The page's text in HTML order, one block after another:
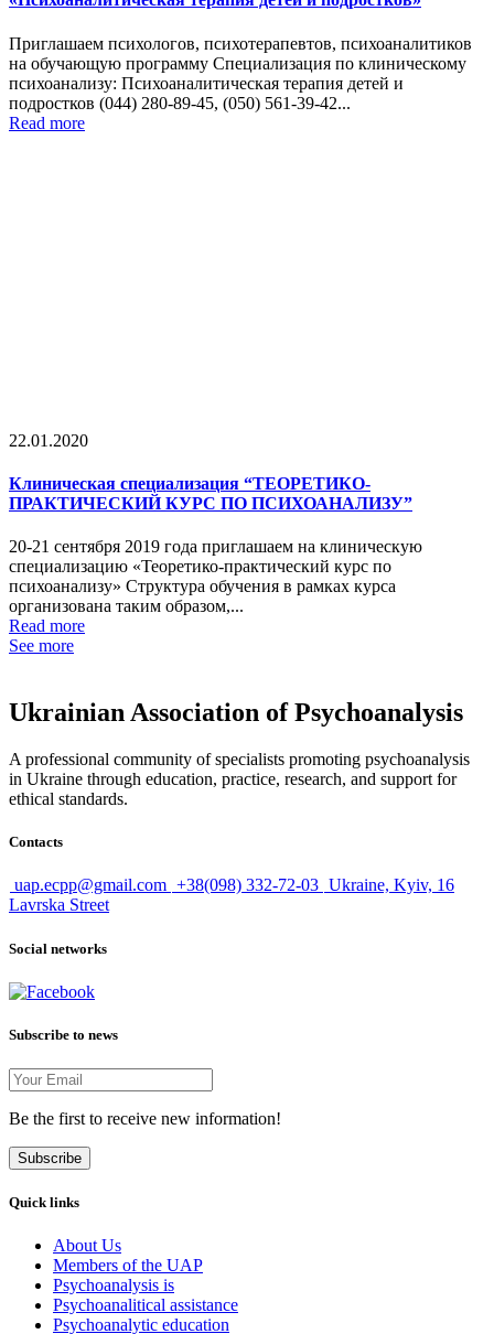
Приглашаем психологов, психотерапевтов, психоаналитиков
на обучающую программу Специализация по клиническому
психоанализу: Психоаналитическая терапия детей и
подростков (044) 280-89-45, (050) 561-39-42...
Read more
22.01.2020
Клиническая специализация “ТЕОРЕТИКО-
ПРАКТИЧЕСКИЙ КУРС ПО ПСИХОАНАЛИЗУ”
20-21 сентября 2019 года приглашаем на клиническую
специализацию «Теоретико-практический курс по
психоанализу» Структура обучения в рамках курса
организована таким образом,...
Read more
See more
Ukrainian Association of Psychoanalysis
A professional community of specialists promoting psychoanalysis
in Ukraine through education, practice, research, and support for
ethical standards.
Contacts
uap.ecpp@gmail.com +38(098) 332-72-03 Ukraine, Kyiv, 16
Lavrska Street
Social networks
Subscribe to news
Be the first to receive new information!
Subscribe
Quick links
About Us
Members of the UAP
Psychoanalysis is
Psychoanalitical assistance
Psychoanalytic education